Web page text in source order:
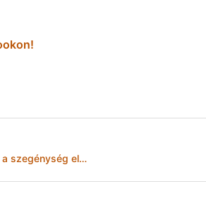
Tízből kilenc európai sürgős lépéseket vár a szegénység elleni küzdelem terén